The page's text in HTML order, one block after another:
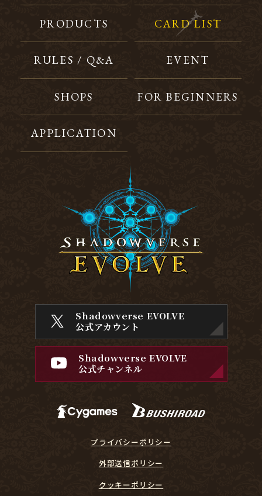
PRODUCTS CARD LIST
RULES / Q&A EVENT
SHOPS FOR BEGINNERS
APPLICATION
Shadowverse EVOLVE
公式アカウント
Shadowverse EVOLVE
公式チャンネル
プライバシーポリシー
外部送信ポリシー
クッキーポリシー